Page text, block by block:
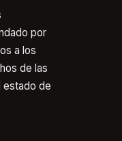
por
a los
de las
estado de